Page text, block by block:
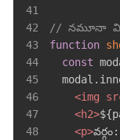
41
42
// నమూనా
43
function
44
const
45
  modal
.
46
<img
47
<h2>${
48
<p>వర్గం: